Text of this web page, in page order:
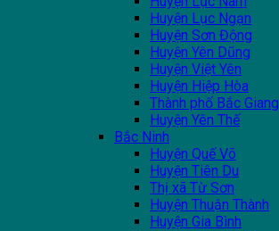
Huyện Lục Ngạn
Huyện Sơn Động
Huyện Yên Dũng
Huyện Việt Yên
Huyện Hiệp Hòa
Thành phố Bắc Giang
Huyện Yên Thế
Bắc Ninh
Huyện Quế Võ
Huyện Tiên Du
Thị xã Từ Sơn
Huyện Thuận Thành
Huyện Gia Bình